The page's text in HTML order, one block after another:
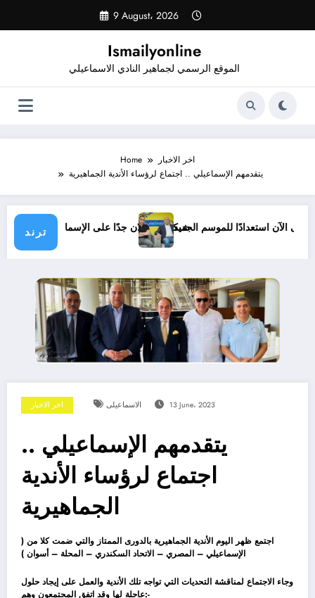
content
9 August، 2026
Ismailyonline
الموقع الرسمي لجماهير النادي الاسماعيلي
Home
اخر الاخبار
يتقدمهم الإسماعيلي .. اجتماع لرؤساء الأندية الجماهيرية
ترند شيكابالا: زعلان جدًا علىحتى الآن استعدادًا للموسم الجديد
اخر الاخبار الاسماعيلى 13 June، 2023
يتقدمهم الإسماعيلي ..
اجتماع لرؤساء الأندية
الجماهيرية
اجتمع ظهر اليوم الأندية الجماهيرية بالدورى الممتاز والتي ضمت كلا من (
الإسماعيلي – المصري – الاتحاد السكندري – المحلة – أسوان )
وجاء الاجتماع لمناقشة التحديات التي تواجه تلك الأندية والعمل على إيجاد حلول
عاجلة لها وقد اتفق المجتمعون وهم:-